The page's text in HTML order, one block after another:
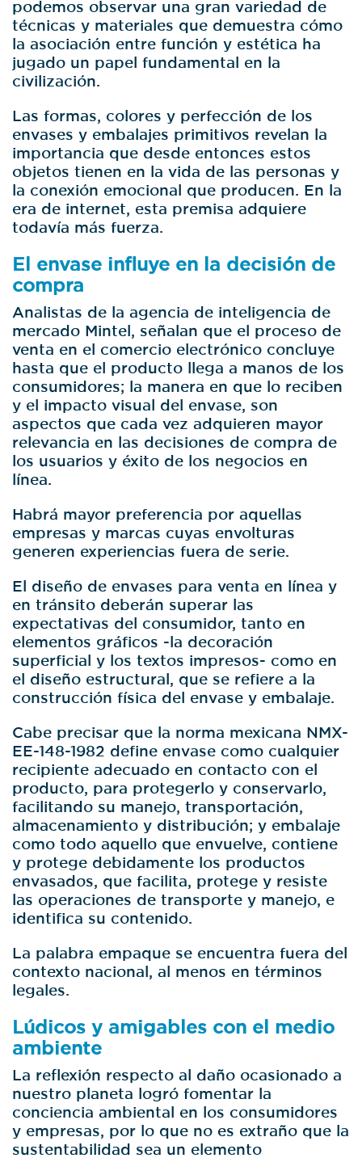
podemos observar una gran variedad de
técnicas y materiales que demuestra cómo
la asociación entre función y estética ha
jugado un papel fundamental en la
civilización.
Las formas, colores y perfección de los
envases y embalajes primitivos revelan la
importancia que desde entonces estos
objetos tienen en la vida de las personas y
la conexión emocional que producen. En la
era de internet, esta premisa adquiere
todavía más fuerza.
El envase influye en la decisión de
compra
Analistas de la agencia de inteligencia de
mercado Mintel, señalan que el proceso de
venta en el comercio electrónico concluye
hasta que el producto llega a manos de los
consumidores; la manera en que lo reciben
y el impacto visual del envase, son
aspectos que cada vez adquieren mayor
relevancia en las decisiones de compra de
los usuarios y éxito de los negocios en
línea.
Habrá mayor preferencia por aquellas
empresas y marcas cuyas envolturas
generen experiencias fuera de serie.
El diseño de envases para venta en línea y
en tránsito deberán superar las
expectativas del consumidor, tanto en
elementos gráficos -la decoración
superficial y los textos impresos- como en
el diseño estructural, que se refiere a la
construcción física del envase y embalaje.
Cabe precisar que la norma mexicana NMX-
EE-148-1982 define envase como cualquier
recipiente adecuado en contacto con el
producto, para protegerlo y conservarlo,
facilitando su manejo, transportación,
almacenamiento y distribución; y embalaje
como todo aquello que envuelve, contiene
y protege debidamente los productos
envasados, que facilita, protege y resiste
las operaciones de transporte y manejo, e
identifica su contenido.
La palabra empaque se encuentra fuera del
contexto nacional, al menos en términos
legales.
Lúdicos y amigables con el medio
ambiente
La reflexión respecto al daño ocasionado a
nuestro planeta logró fomentar la
conciencia ambiental en los consumidores
y empresas, por lo que no es extraño que la
sustentabilidad sea un elemento